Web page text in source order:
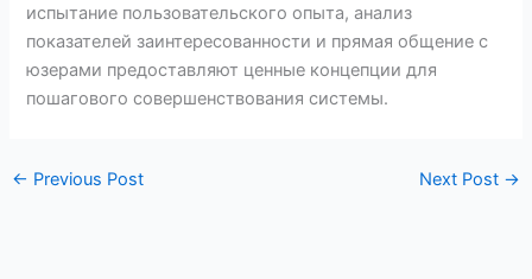
испытание пользовательского опыта, анализ
показателей заинтересованности и прямая общение с
юзерами предоставляют ценные концепции для
пошагового совершенствования системы.
← Previous Post Next Post →